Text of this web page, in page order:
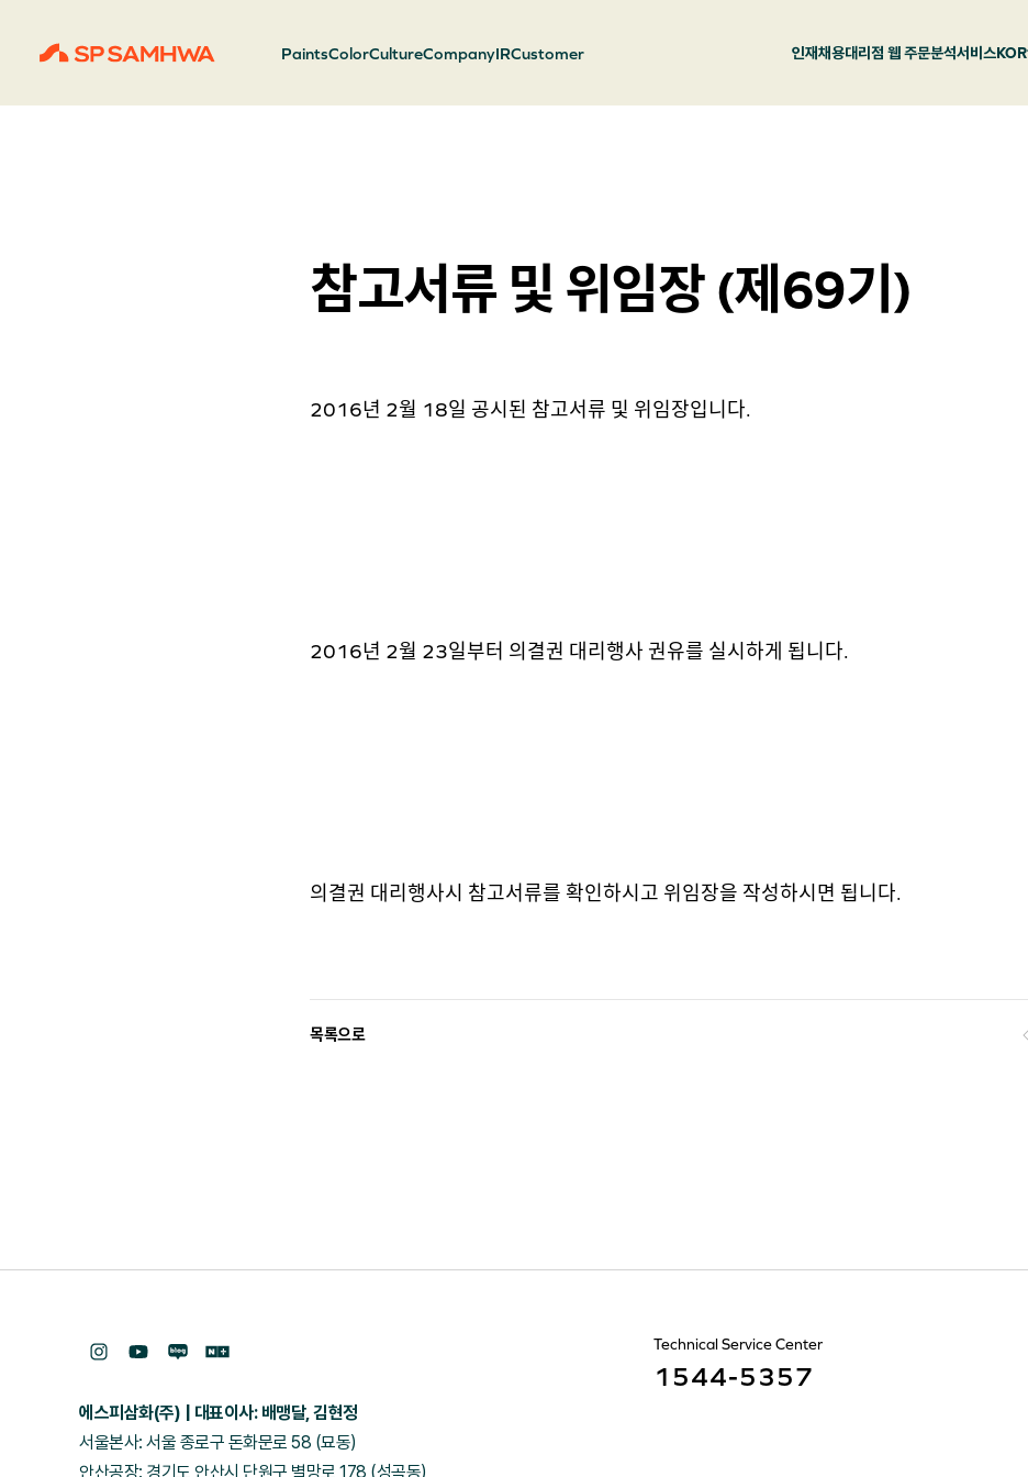
PaintsColorCultureCompanyIRCustomer 인재채용대리점 웹 주문분석서비스KOR
참고서류 및 위임장 (제69기)
2016년 2월 18일 공시된 참고서류 및 위임장입니다.
2016년 2월 23일부터 의결권 대리행사 권유를 실시하게 됩니다.
의결권 대리행사시 참고서류를 확인하시고 위임장을 작성하시면 됩니다.
목록으로
에스피삼화(주)
대표이사: 배맹달, 김현정
서울본사: 서울 종로구 돈화문로 58 (묘동)
안산공장: 경기도 안산시 단원구 별망로 178 (성곡동)
Technical Service Center
1544-5357